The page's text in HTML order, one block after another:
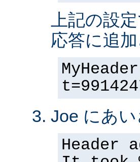
上記の設
応答に追
Joe にあ
Header